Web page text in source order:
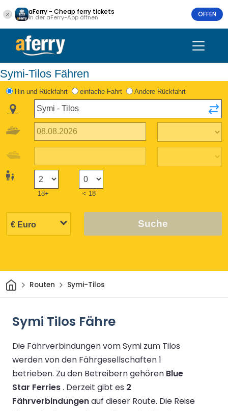
aFerry - Cheap ferry tickets
In der aFerry-App öffnen OFFEN
Symi-Tilos Fähren
Hin und Rückfahrt einfache Fahrt Andere Rückfahrt
18+ < 18
Suche
HeimRouten Symi-Tilos
Symi Tilos Fähre
Die Fährverbindungen vom Symi zum Tilos
werden von den Fährgesellschaften 1
betrieben. Zu den Betreibern gehören Blue
Star Ferries. Derzeit gibt es 2
Fährverbindungenauf dieser Route. Die Reise